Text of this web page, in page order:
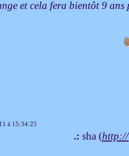
et cela fera bientôt 9
à 15:34:25
.: sha (http://